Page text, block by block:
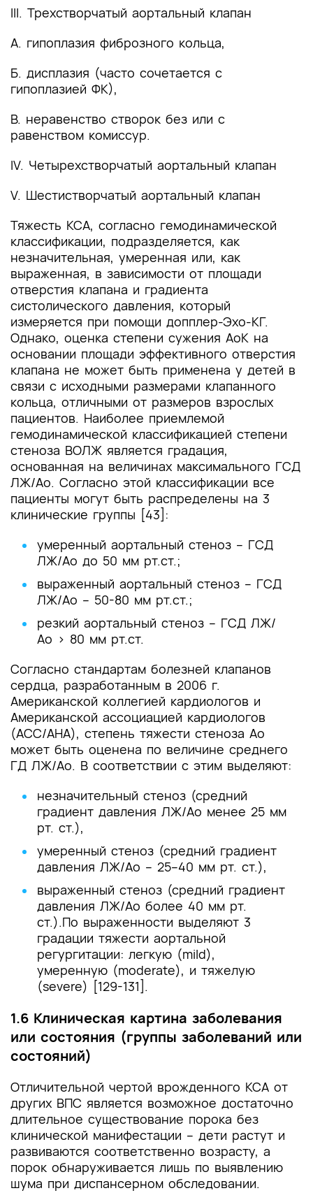
III. Трехстворчатый аортальный клапан
А. гипоплазия фиброзного кольца,
Б. дисплазия (часто сочетается с
гипоплазией ФК),
В. неравенство створок без или с
равенством комиссур.
IV. Четырехстворчатый аортальный клапан
V. Шестистворчатый аортальный клапан
Тяжесть КСА, согласно гемодинамической
классификации, подразделяется, как
незначительная, умеренная или, как
выраженная, в зависимости от площади
отверстия клапана и градиента
систолического давления, который
измеряется при помощи допплер-Эхо-КГ.
Однако, оценка степени сужения АоК на
основании площади эффективного отверстия
клапана не может быть применена у детей в
связи с исходными размерами клапанного
кольца, отличными от размеров взрослых
пациентов. Наиболее приемлемой
гемодинамической классификацией степени
стеноза ВОЛЖ является градация,
основанная на величинах максимального ГСД
ЛЖ/Ао. Согласно этой классификации все
пациенты могут быть распределены на 3
клинические группы [43]:
умеренный аортальный стеноз – ГСД
ЛЖ/Ао до 50 мм рт.ст.;
выраженный аортальный стеноз – ГСД
ЛЖ/Ао – 50-80 мм рт.ст.;
резкий аортальный стеноз – ГСД ЛЖ/
Ао > 80 мм рт.ст.
Согласно стандартам болезней клапанов
сердца, разработанным в 2006 г.
Американской коллегией кардиологов и
Американской ассоциацией кардиологов
(ACC/AHA), степень тяжести стеноза Ао
может быть оценена по величине среднего
ГД ЛЖ/Ао. В соответствии с этим выделяют:
незначительный стеноз (средний
градиент давления ЛЖ/Ао менее 25 мм
рт. ст.),
умеренный стеноз (средний градиент
давления ЛЖ/Ао – 25–40 мм рт. ст.),
выраженный стеноз (средний градиент
давления ЛЖ/Ао более 40 мм рт.
ст.).По выраженности выделяют 3
градации тяжести аортальной
регургитации: легкую (mild),
умеренную (moderate), и тяжелую
(severe) [129-131].
1.6 Клиническая картина заболевания
или состояния (группы заболеваний или
состояний)
Отличительной чертой врожденного КСА от
других ВПС является возможное достаточно
длительное существование порока без
клинической манифестации – дети растут и
развиваются соответственно возрасту, а
порок обнаруживается лишь по выявлению
шума при диспансерном обследовании.